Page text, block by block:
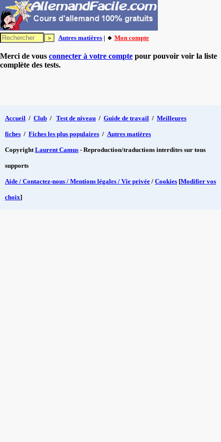
Autres matières | 🔸 Mon compte
Merci de vous connecter à votre compte pour pouvoir voir la liste
complète des tests.
Accueil / Club / Test de niveau / Guide de travail / Meilleures
fiches / Fiches les plus populaires / Autres matières
CopyrightLaurent Camus - Reproduction/traductions interdites sur tous
supports
Aide / Contactez-nous / Mentions légales / Vie privée / Cookies [Modifier vos
choix]